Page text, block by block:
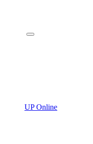
UP Online